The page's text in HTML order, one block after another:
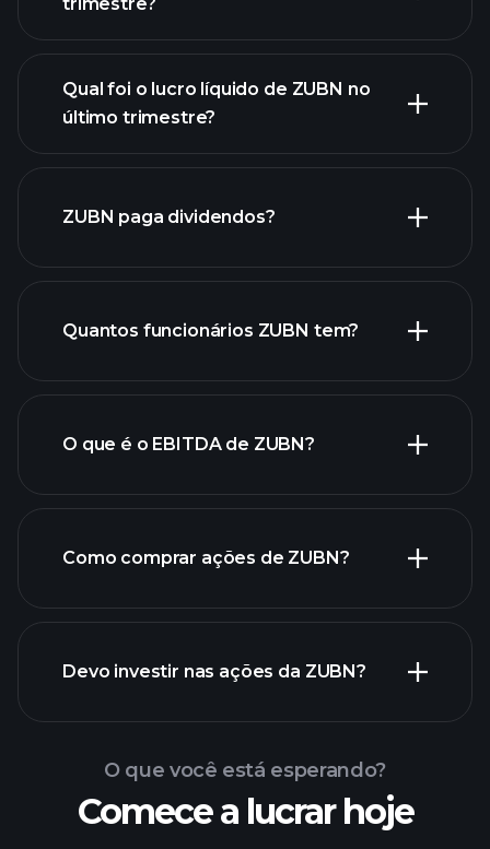
lucros de
ZUBN
relatórios financeiros de
Qual foi o lucro líquido de ZUBN no
último trimestre?
ZUBN
ZUBN paga dividendos?
Quantos funcionários ZUBN tem?
maiores
O que é o EBITDA de ZUBN?
financeiros de ZUBN
Como comprar ações de ZUBN?
Devo investir nas ações da ZUBN?
O que você está esperando?
Comece a lucrar hoje